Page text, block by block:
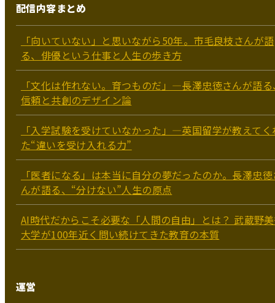
配信内容まとめ
「向いていない」と思いながら50年。市毛良枝さんが語
る、俳優という仕事と人生の歩き方
「文化は作れない。育つものだ」―長澤忠徳さんが語
信頼と共創のデザイン論
「入学試験を受けていなかった」—英国留学が教えてく
た“違いを受け入れる力”
「医者になる」は本当に自分の夢だったのか。長澤忠
んが語る、“分けない”人生の原点
AI時代だからこそ必要な「人間の自由」とは？ 武蔵野
大学が100年近く問い続けてきた教育の本質
運営